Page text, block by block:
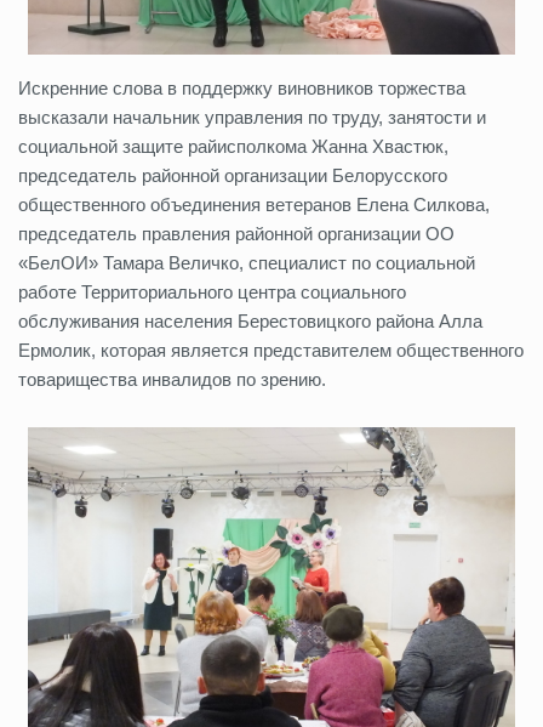
Искренние слова в поддержку виновников торжества
высказали начальник управления по труду, занятости и
социальной защите райисполкома Жанна Хвастюк,
председатель районной организации Белорусского
общественного объединения ветеранов Елена Силкова,
председатель правления районной организации ОО
«БелОИ» Тамара Величко, специалист по социальной
работе Территориального центра социального
обслуживания населения Берестовицкого района Алла
Ермолик, которая является представителем общественного
товарищества инвалидов по зрению.